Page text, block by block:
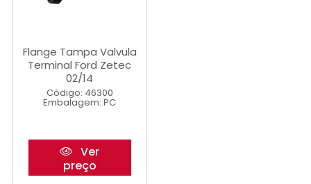
Flange Tampa Valvula
Terminal Ford Zetec
02/14
Código: 46300
Embalagem: PC
Ver
preço